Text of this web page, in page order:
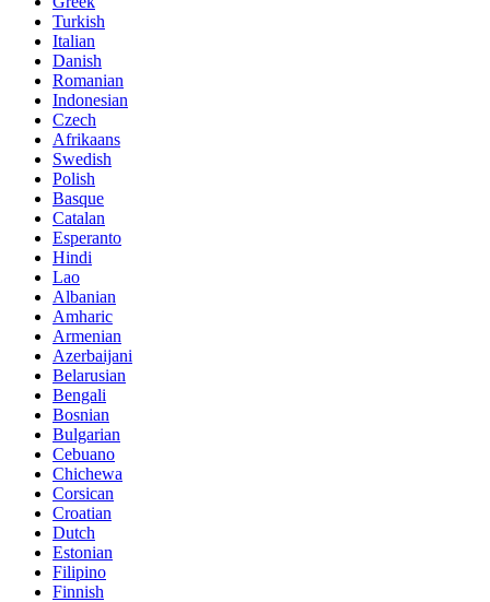
Turkish
Italian
Danish
Romanian
Indonesian
Czech
Afrikaans
Swedish
Polish
Basque
Catalan
Esperanto
Hindi
Lao
Albanian
Amharic
Armenian
Azerbaijani
Belarusian
Bengali
Bosnian
Bulgarian
Cebuano
Chichewa
Corsican
Croatian
Dutch
Estonian
Filipino
Finnish